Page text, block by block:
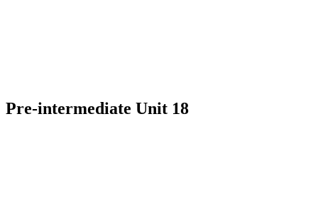
Pre-intermediate Unit 18